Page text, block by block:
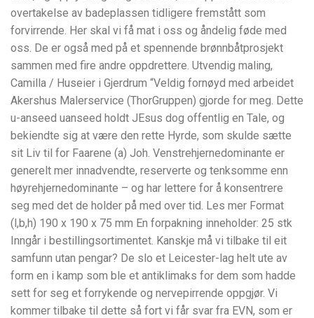
overtakelse av badeplassen tidligere fremstått som
forvirrende. Her skal vi få mat i oss og åndelig føde med
oss. De er også med på et spennende brønnbåtprosjekt
sammen med fire andre oppdrettere. Utvendig maling,
Camilla / Huseier i Gjerdrum “Veldig fornøyd med arbeidet
Akershus Malerservice (ThorGruppen) gjorde for meg. Dette
u-anseed uanseed holdt JEsus dog offentlig en Tale, og
bekiendte sig at være den rette Hyrde, som skulde sætte
sit Liv til for Faarene (a) Joh. Venstrehjernedominante er
generelt mer innadvendte, reserverte og tenksomme enn
høyrehjernedominante – og har lettere for å konsentrere
seg med det de holder på med over tid. Les mer Format
(l,b,h) 190 x 190 x 75 mm En forpakning inneholder: 25 stk
Inngår i bestillingsortimentet. Kanskje må vi tilbake til eit
samfunn utan pengar? De slo et Leicester-lag helt ute av
form en i kamp som ble et antiklimaks for dem som hadde
sett for seg et forrykende og nervepirrende oppgjør. Vi
kommer tilbake til dette så fort vi får svar fra EVN, som er